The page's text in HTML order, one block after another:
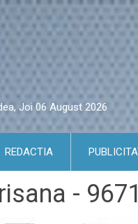
Joi 06 August 2026
REDACTIA
- 9671